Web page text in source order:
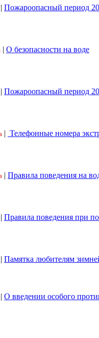
| Пожароопасный период
| О безопасности на воде
| Пожароопасный период
| Телефонные номера
| Правила поведения на
| Правила поведения при
| Памятка любителям
| О введении особого